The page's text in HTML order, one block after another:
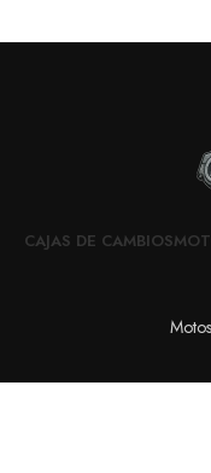
CAJAS DE CAMBIOS